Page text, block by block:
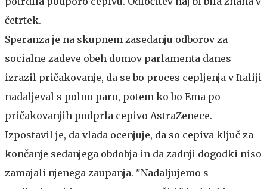
četrtek.
Speranza je na skupnem zasedanju odborov za
socialne zadeve obeh domov parlamenta danes
izrazil pričakovanje, da se bo proces cepljenja v Italiji
nadaljeval s polno paro, potem ko bo Ema po
pričakovanjih podprla cepivo AstraZenece.
Izpostavil je, da vlada ocenjuje, da so cepiva ključ za
končanje sedanjega obdobja in da zadnji dogodki niso
zamajali njenega zaupanja. "Nadaljujemo s